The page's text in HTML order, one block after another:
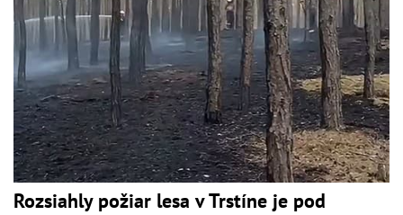
Rozsiahly požiar lesa v Trstíne je pod